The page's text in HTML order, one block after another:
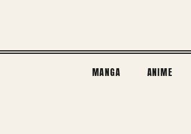
MANGA ANIME